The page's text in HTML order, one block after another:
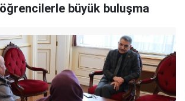
büyük buluşma